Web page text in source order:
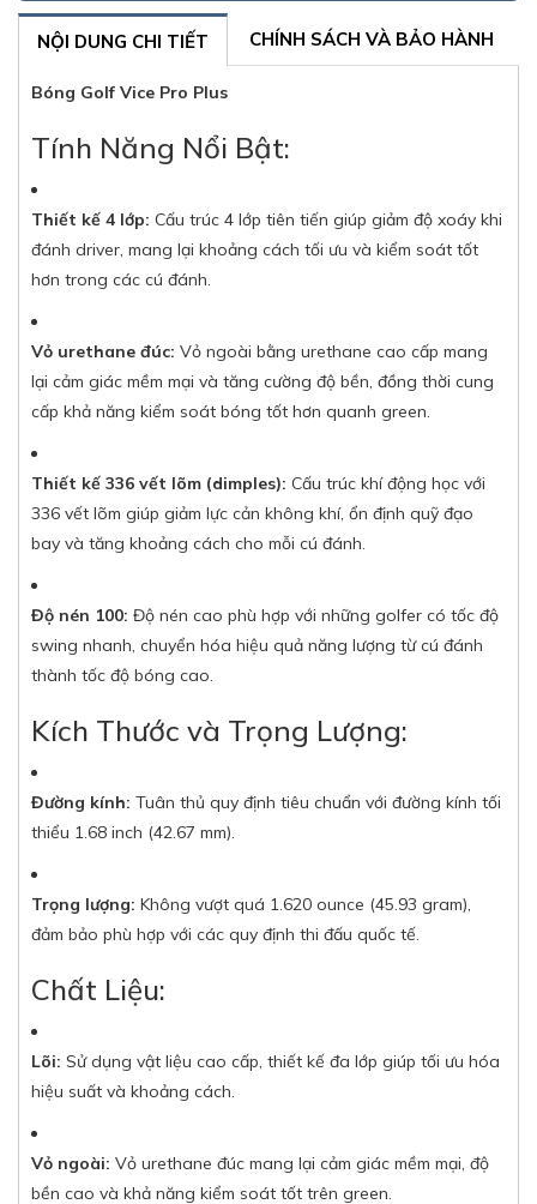
NỘI DUNG CHI TIẾT CHÍNH SÁCH VÀ BẢO HÀNH
Bóng Golf Vice Pro Plus
Tính Năng Nổi Bật:
Thiết kế 4 lớp: Cấu trúc 4 lớp tiên tiến giúp giảm độ xoáy khi
đánh driver, mang lại khoảng cách tối ưu và kiểm soát tốt
hơn trong các cú đánh.
Vỏ urethane đúc: Vỏ ngoài bằng urethane cao cấp mang
lại cảm giác mềm mại và tăng cường độ bền, đồng thời cung
cấp khả năng kiểm soát bóng tốt hơn quanh green.
Thiết kế 336 vết lõm (dimples): Cấu trúc khí động học với
336 vết lõm giúp giảm lực cản không khí, ổn định quỹ đạo
bay và tăng khoảng cách cho mỗi cú đánh.
Độ nén 100: Độ nén cao phù hợp với những golfer có tốc độ
swing nhanh, chuyển hóa hiệu quả năng lượng từ cú đánh
thành tốc độ bóng cao.
Kích Thước và Trọng Lượng:
Đường kính: Tuân thủ quy định tiêu chuẩn với đường kính tối
thiểu 1.68 inch (42.67 mm).
Trọng lượng: Không vượt quá 1.620 ounce (45.93 gram),
đảm bảo phù hợp với các quy định thi đấu quốc tế.
Chất Liệu:
Lõi: Sử dụng vật liệu cao cấp, thiết kế đa lớp giúp tối ưu hóa
hiệu suất và khoảng cách.
Vỏ ngoài: Vỏ urethane đúc mang lại cảm giác mềm mại, độ
bền cao và khả năng kiểm soát tốt trên green.